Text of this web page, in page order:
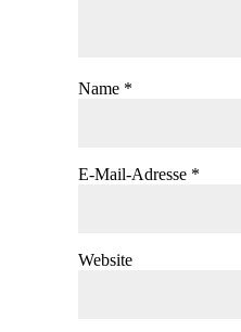
Name *
E-Mail-Adresse *
Website